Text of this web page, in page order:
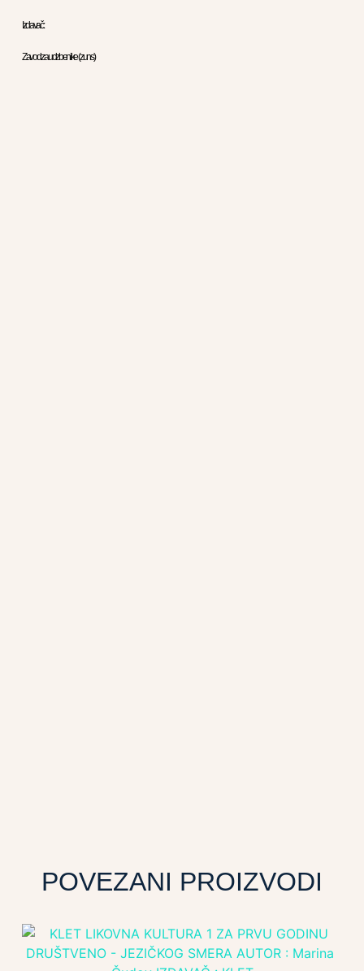
Izdavač :
Zavod za udzbenike ( zuns )
POVEZANI PROIZVODI